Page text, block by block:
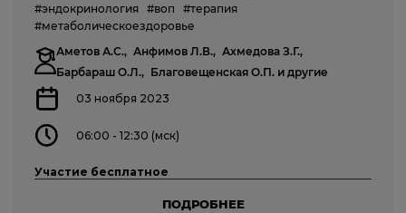
#эндокринология #воп
#терапия
#метаболическоездоровье
Аметов А.С., Анфимов Л.В., Ахмедова З.Г.,
Барбараш О.Л., Благовещенская О.П. и другие
03 ноября 2023
06:00 - 12:30 (мск)
Участие бесплатное
ПОДРОБНЕЕ